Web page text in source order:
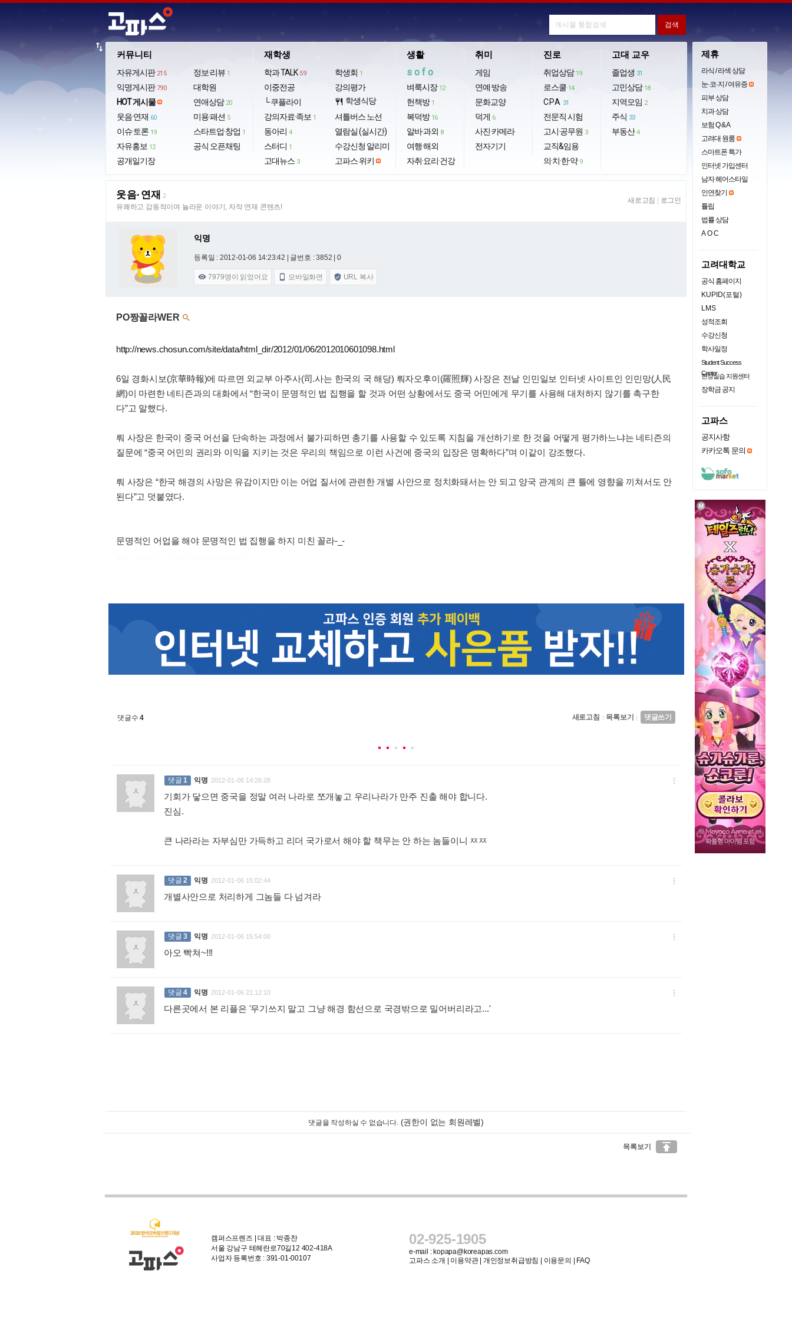
커뮤니티
자유게시판 215
익명게시판 790
HOT 게시물
웃음·연재 60
이슈·토론 19
자유홍보 12
공개일기장
정보·리뷰 1
대학원
연애상담 20
미용·패션 5
스타트업·창업 1
공식 오픈채팅
재학생
학과 TALK 59
이중전공
└ 쿠플라이
강의자료·족보 1
동아리 4
스터디 1
고대뉴스 3
학생회 1
강의평가
restaurant 학생식당
셔틀버스 노선
열람실 (실시간)
수강신청 알리미
고파스 위키
생활
sofo
벼룩시장 12
헌책방 1
복덕방 16
알바·과외 8
여행·해외
자취·요리·건강
취미
게임
연예·방송
문화교양
덕게 6
사진·카메라
전자기기
진로
취업상담 19
로스쿨 14
CPA 31
전문직 시험
고시·공무원 3
교직&임용
의·치·한·약 9
고대 교우
졸업생 31
고민상담 18
지역모임 2
주식 33
부동산 4
import_export
웃음·연재 2
유쾌하고 감동적이며 놀라운 이야기, 자작 연재 콘텐츠!
새로고침 로그인
익명
등록일 : 2012-01-06 14:23:42 | 글번호 : 3852 | 0
 7979명이 읽었어요  모바일화면  URL 복사
PO짱꼴라WER 
http://news.chosun.com/site/data/html_dir/2012/01/06/2012010601098.html
6일 경화시보(京華時報)에 따르면 외교부 아주사(司.사는 한국의 국 해당) 뤄자오후이(羅照輝) 사장은 전날 인민일보 인터넷 사이트인 인민망(人民
網)이 마련한 네티즌과의 대화에서 “한국이 문명적인 법 집행을 할 것과 어떤 상황에서도 중국 어민에게 무기를 사용해 대처하지 않기를 촉구한
다”고 말했다.
뤄 사장은 한국이 중국 어선을 단속하는 과정에서 불가피하면 총기를 사용할 수 있도록 지침을 개선하기로 한 것을 어떻게 평가하느냐는 네티즌의
질문에 “중국 어민의 권리와 이익을 지키는 것은 우리의 책임으로 이런 사건에 중국의 입장은 명확하다”며 이같이 강조했다.
뤄 사장은 “한국 해경의 사망은 유감이지만 이는 어업 질서에 관련한 개별 사안으로 정치화돼서는 안 되고 양국 관계의 큰 틀에 영향을 끼쳐서도 안
된다”고 덧붙였다.
문명적인 어업을 해야 문명적인 법 집행을 하지 미친 꼴라-_-
댓글수4 새로고침 | 목록보기 | 댓글쓰기
댓글1 익명 2012-01-06 14:26:28
기회가 닿으면 중국을 정말 여러 나라로 쪼개놓고 우리나라가 만주 진출 해야 합니다.
진심.
큰 나라라는 자부심만 가득하고 리더 국가로서 해야 할 책무는 안 하는 놈들이니 ㅉㅉ

댓글2 익명 2012-01-06 15:02:44
개별사안으로 처리하게 그놈들 다 넘겨라

댓글3 익명 2012-01-06 15:54:00
아오 빡쳐~!!!

댓글4 익명 2012-01-06 21:12:10
다른곳에서 본 리플은 '무기쓰지 말고 그냥 해경 함선으로 국경밖으로 밀어버리라고...'

댓글을 작성하실 수 없습니다. (권한이 없는 회원레벨)
목록보기 
제휴
라식 / 라섹 상담
눈·코·지 / 여유증
피부 상담
치과 상담
보험 Q & A
고려대 원룸
스마트폰 특가
인터넷 가입센터
남자 헤어스타일
인연찾기
튤립
법률 상담
AOC
고려대학교
공식 홈페이지
KUPID(포털)
LMS
성적조회
수강신청
학사일정
Student Success
Center
현장실습 지원센터
장학금 공지
고파스
공지사항
카카오톡 문의
캠퍼스프렌즈 | 대표 : 박종찬
서울 강남구 테헤란로70길12 402-418A
사업자 등록번호 : 391-01-00107
02-925-1905
e-mail : kopapa@koreapas.com
고파스 소개
이용약관| 개인정보취급방침 이용문의 FAQ